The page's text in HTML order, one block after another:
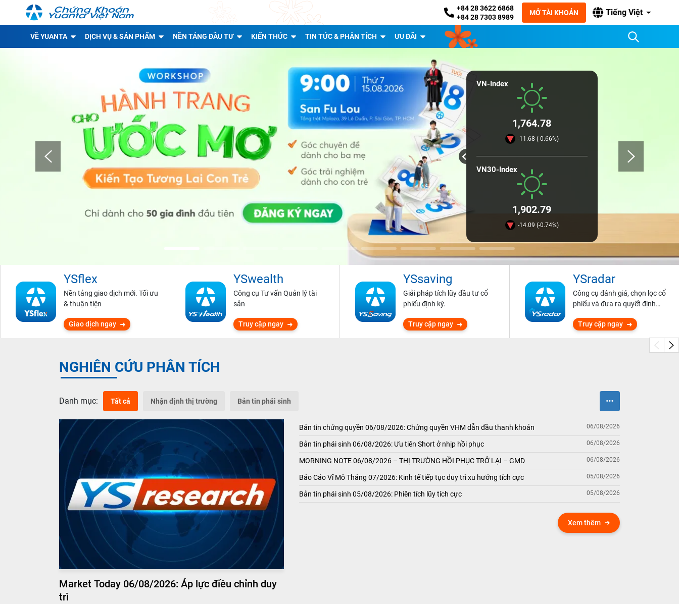
+84 28 3622 6868
+84 28 7303 8989
MỞ TÀI KHOẢN Tiếng Việt
VỀ YUANTA DỊCH VỤ & SẢN PHẨM NỀN TẢNG ĐẦU TƯ KIẾN THỨC TIN TỨC & PHÂN TÍCH ƯU ĐÃI
VN-Index
1,764.78
-11.68 (-0.66%)
VN30-Index
1,902.79
-14.09 (-0.74%)
YSflex
Nền tảng giao dịch mới. Tối ưu
& thuận tiện
Giao dịch ngay
YSwealth
Công cụ Tư vấn Quản lý tài
sản
Truy cập ngay
YSsaving
Giải pháp tích lũy đầu tư cổ
phiếu định kỳ.
Truy cập ngay
YSradar
Công cụ đánh giá, chọn lọc cổ
phiếu và đưa ra quyết định
Truy cập ngay
NGHIÊN CỨU PHÂN TÍCH
Danh mục: Tất cả Nhận định thị trường Bản tin phái sinh
Market Today 06/08/2026: Áp lực điều chỉnh duy
trì
Bản tin chứng quyền 06/08/2026: Chứng quyền VHM dẫn đầu thanh khoản 06/08/2026
Bản tin phái sinh 06/08/2026: Ưu tiên Short ở nhịp hồi phục 06/08/2026
MORNING NOTE 06/08/2026 – THỊ TRƯỜNG HỒI PHỤC TRỞ LẠI – GMD 06/08/2026
Báo Cáo Vĩ Mô Tháng 07/2026: Kinh tế tiếp tục duy trì xu hướng tích cực 05/08/2026
Bản tin phái sinh 05/08/2026: Phiên tích lũy tích cực 05/08/2026
Xem thêm